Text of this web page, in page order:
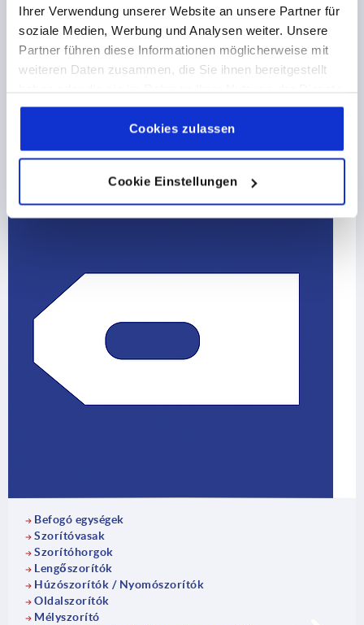
Ihrer Verwendung unserer Website an unsere Partner für
soziale Medien, Werbung und Analysen weiter. Unsere
Partner führen diese Informationen möglicherweise mit
weiteren Daten zusammen, die Sie ihnen bereitgestellt
gesammelt haben.Cookie Richtlinien
Datenschutz|AGB
Cookies zulassen
Cookie Einstellungen
Szorítókengyelek / Horgos szorítók
Tolórudas szorítók
Pneumatikus szorítók
155 Termékcsaládok
Befogó egységek
Szorítóvasak
Szorítóhorgok
Lengőszorítók
Húzószorítók / Nyomószorítók
Oldalszorítók
Mélyszorító